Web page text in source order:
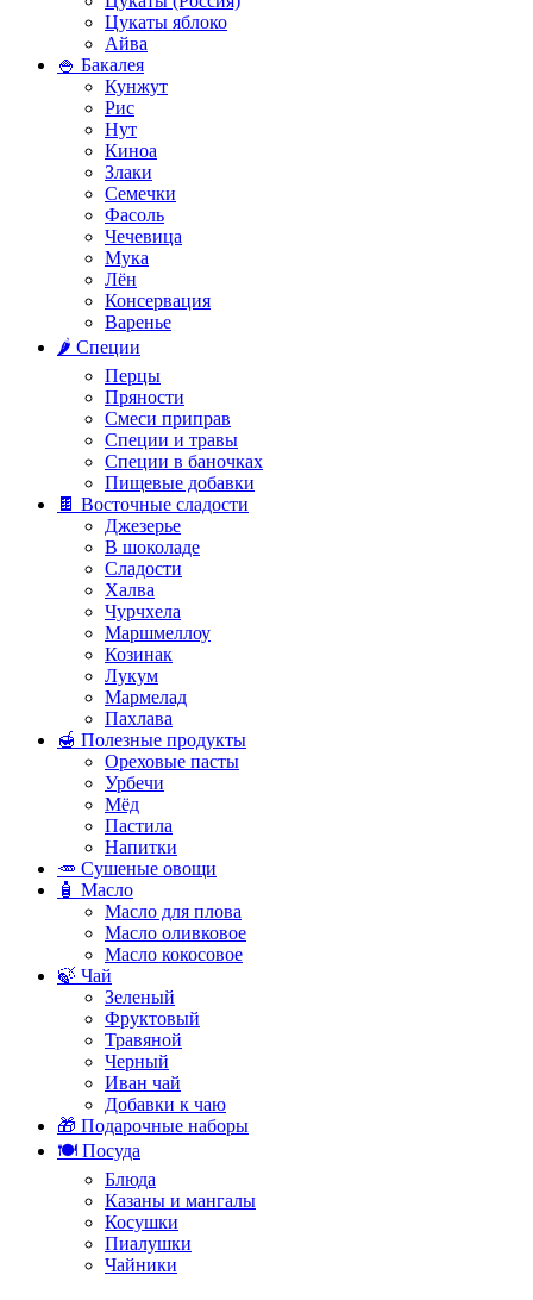
Цукаты яблоко
Айва
🍚 Бакалея
Кунжут
Рис
Нут
Киноа
Злаки
Семечки
Фасоль
Чечевица
Мука
Лён
Консервация
Варенье
🌶️ Специи
Перцы
Пряности
Смеси приправ
Специи и травы
Специи в баночках
Пищевые добавки
🍫 Восточные сладости
Джезерье
В шоколаде
Сладости
Халва
Чурчхела
Маршмеллоу
Козинак
Лукум
Мармелад
Пахлава
🍯 Полезные продукты
Ореховые пасты
Урбечи
Мёд
Пастила
Напитки
🥕 Сушеные овощи
🧴 Масло
Масло для плова
Масло оливковое
Масло кокосовое
🍃 Чай
Зеленый
Фруктовый
Травяной
Черный
Иван чай
Добавки к чаю
🎁 Подарочные наборы
🍽️ Посуда
Блюда
Казаны и мангалы
Косушки
Пиалушки
Чайники